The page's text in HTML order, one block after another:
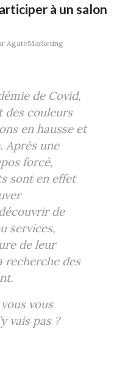
à un salon
AgateMarketing
de Covid,
des couleurs
en hausse et
Après une
forcé,
sont en effet
de
services,
de leur
recherche des
vous
vais pas ?